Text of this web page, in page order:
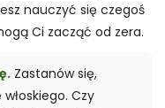
nauczyć się czegoś
Ci zacząć od zera.
Zastanów się,
Czy